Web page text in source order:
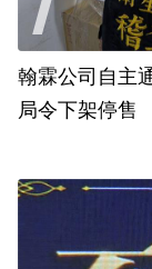
翰霖公司自主
局令下架停售